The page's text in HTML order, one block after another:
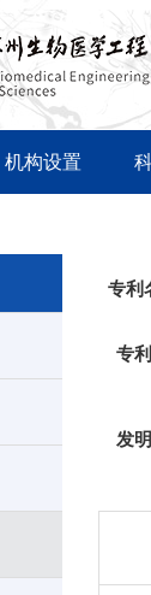
机构设置
专利
专
发